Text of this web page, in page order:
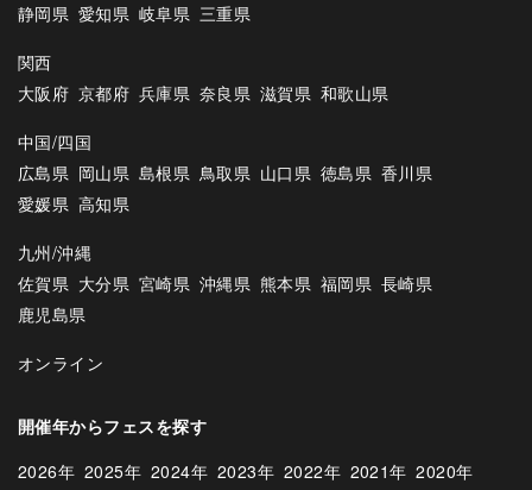
静岡県 愛知県 岐阜県 三重県
関西
大阪府 京都府 兵庫県 奈良県 滋賀県 和歌山県
中国/四国
広島県 岡山県 島根県 鳥取県 山口県 徳島県 香川県
愛媛県 高知県
九州/沖縄
佐賀県 大分県 宮崎県 沖縄県 熊本県 福岡県 長崎県
鹿児島県
オンライン
開催年からフェスを探す
2026年 2025年 2024年 2023年 2022年 2021年 2020年